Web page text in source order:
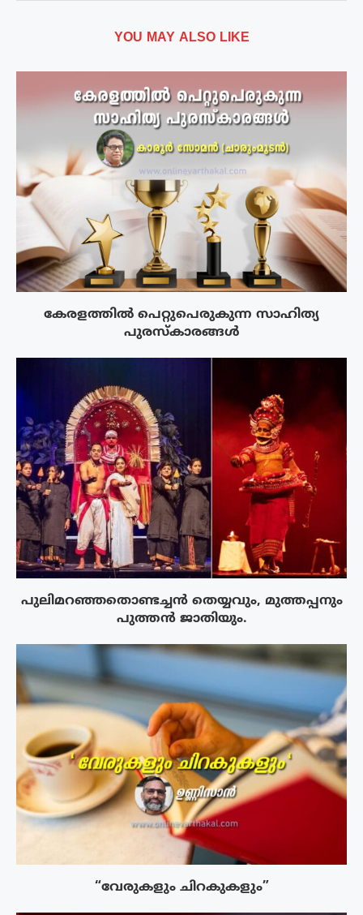
YOU MAY ALSO LIKE
കേരളത്തിൽ പെറ്റുപെരുകുന്ന സാഹിത്യ
പുരസ്‌കാരങ്ങൾ
പുലിമറഞ്ഞതൊണ്ടച്ചൻ തെയ്യവും, മുത്തപ്പനും
പുത്തൻ ജാതിയും.
“വേരുകളും ചിറകുകളും”